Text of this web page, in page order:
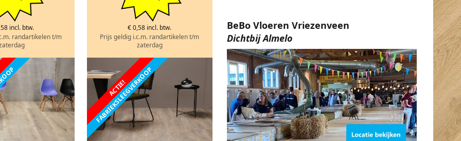
incl. btw.
randartikelen t/m
€ 0,58 incl. btw.
Prijs geldig i.c.m. randartikelen t/m
zaterdag
ACTIE!
FABRIEKSLEEGVERKOOP
BeBo Vloeren Vriezenveen
Dichtbij Almelo